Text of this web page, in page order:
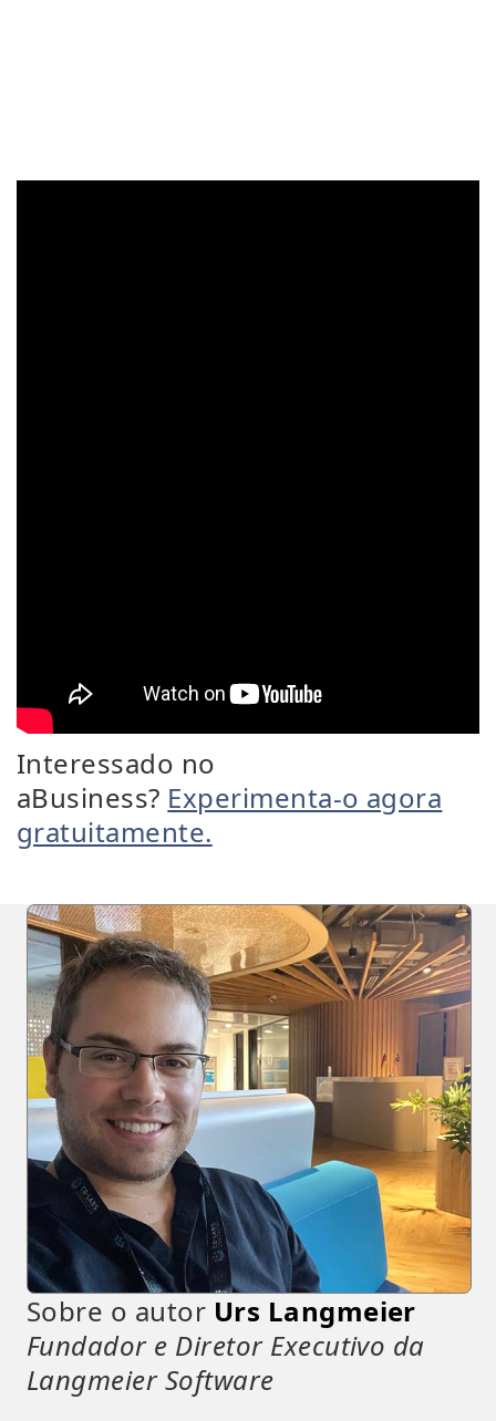
Interessado no
aBusiness? Experimenta-o agora
gratuitamente.
Sobre o autor Urs Langmeier
Fundador e Diretor Executivo da
Langmeier Software